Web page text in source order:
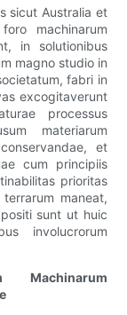
sicut Australia et
machinarum
in solutionibus
magno studio in
fabri in
excogitaverunt
processus
materiarum
et
cum principiis
prioritas
maneat,
sunt ut huic
involucrorum
Machinarum